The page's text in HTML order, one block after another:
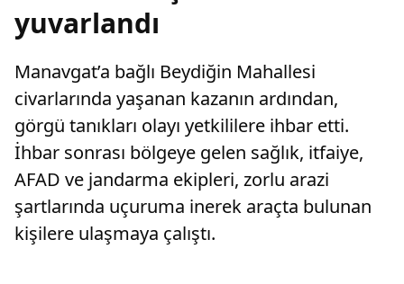
yuvarlandı
Manavgat’a bağlı Beydiğin Mahallesi
civarlarında yaşanan kazanın ardından,
görgü tanıkları olayı yetkililere ihbar etti.
İhbar sonrası bölgeye gelen sağlık, itfaiye,
AFAD ve jandarma ekipleri, zorlu arazi
şartlarında uçuruma inerek araçta bulunan
kişilere ulaşmaya çalıştı.